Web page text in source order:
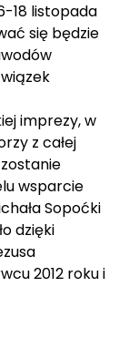
18 listopada
się będzie
imprezy, w
z całej
wsparcie
Sopoćki
dzięki
2012 roku i